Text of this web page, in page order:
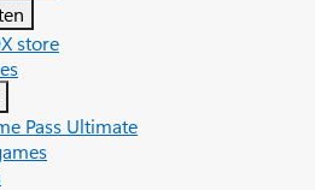
store
Pass Ultimate